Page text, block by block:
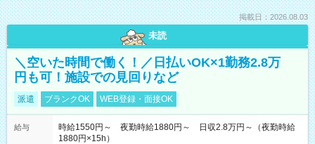
掲載日：2026.08.03
未読
＼空いた時間で働く！／日払いOK×1勤務2.8万
円も可！施設での見回りなど
派遣 ブランクOK WEB登録・面接OK
給与
時給1550円～ 夜勤時給1880円～ 日収2.8万円～（夜勤時給
1880円×15h）